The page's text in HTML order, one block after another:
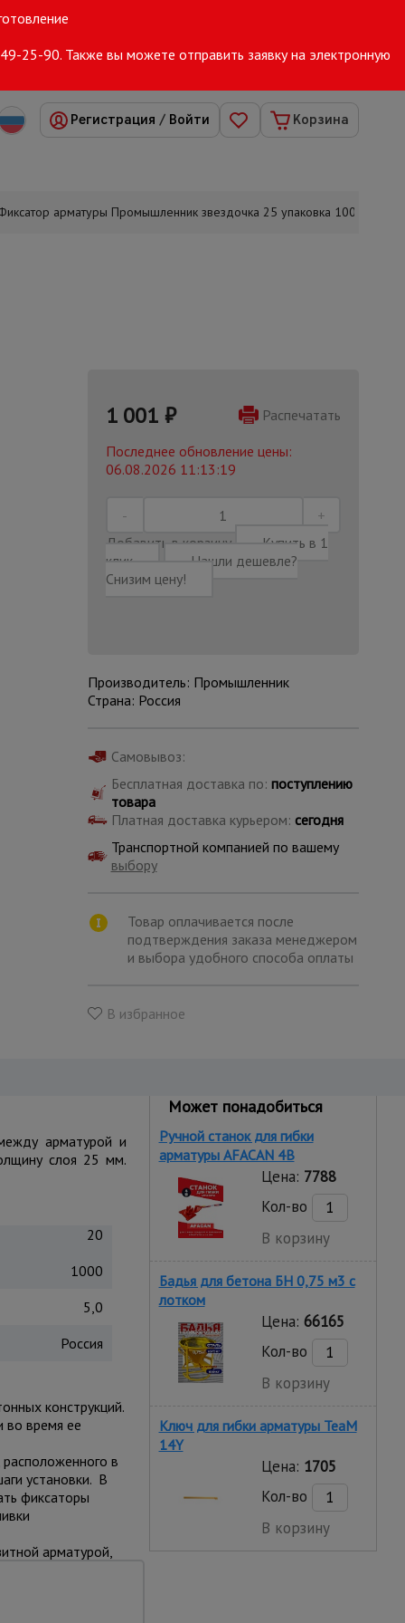
25-90. Также вы можете отправить заявку на электронную
Регистрация / Войти Корзина
арматуры Промышленник звездочка 25 упаковка 1000 шт.
1 001 ₽
Распечатать
Последнее обновление цены:
06.08.2026 11:13:19
Добавить в корзину
Купить в 1
клик
Нашли дешевле?
Снизим цену!
Производитель: Промышленник
Страна: Россия
Самовывоз:
Бесплатная доставка по: поступлению
товара
Платная доставка курьером: сегодня
Транспортной компанией по вашему
выбору
Товар оплачивается после
подтверждения заказа менеджером
и выбора удобного способа оплаты
В избранное
арматурой и
слоя 25 мм.
20
1000
5,0
Россия
конструкций.
во время ее
в
установки. В
фиксаторы
арматурой,
Может понадобиться
Ручной станок для гибки
арматуры AFACAN 4B
Цена: 7788
Кол-во
В корзину
Бадья для бетона БН 0,75 м3 с
лотком
Цена: 66165
Кол-во
В корзину
Ключ для гибки арматуры TeaM
14Y
Цена: 1705
Кол-во
В корзину